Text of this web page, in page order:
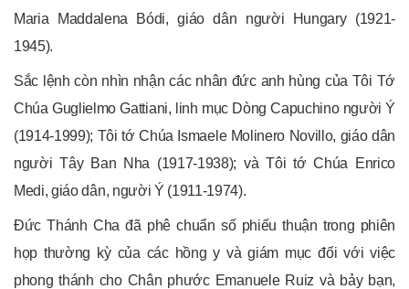
Maria Maddalena Bódi, giáo dân người Hungary (1921-
1945).
Sắc lệnh còn nhìn nhận các nhân đức anh hùng của Tôi Tớ
Chúa Guglielmo Gattiani, linh mục Dòng Capuchino người Ý
(1914-1999); Tôi tớ Chúa Ismaele Molinero Novillo, giáo dân
người Tây Ban Nha (1917-1938); và Tôi tớ Chúa Enrico
Medi, giáo dân, người Ý (1911-1974).
Đức Thánh Cha đã phê chuẩn số phiếu thuận trong phiên
họp thường kỳ của các hồng y và giám mục đối với việc
phong thánh cho Chân phước Emanuele Ruiz và bảy bạn,